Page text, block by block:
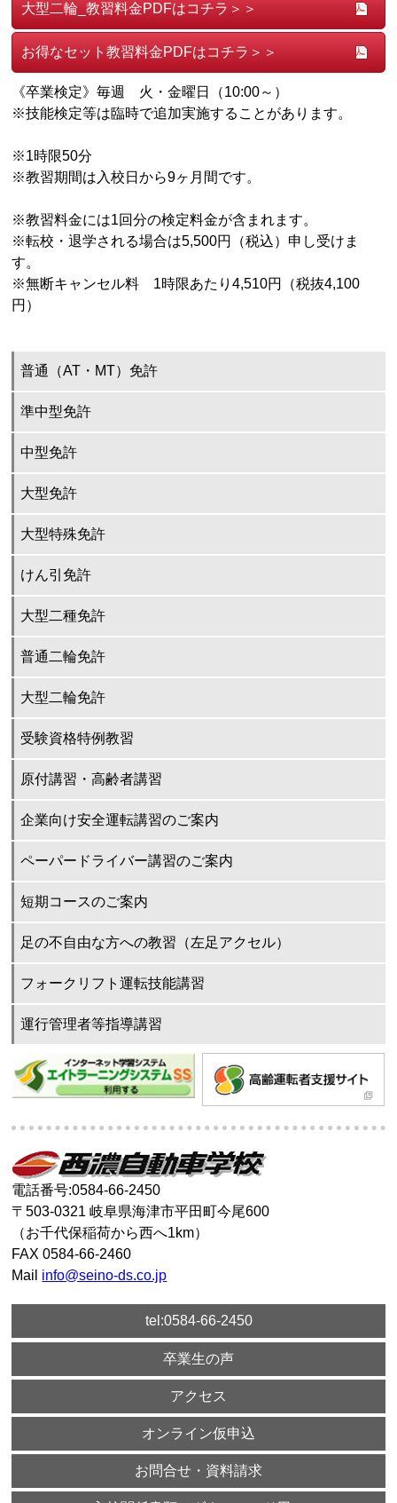
大型二輪_教習料金PDFはコチラ＞＞
お得なセット教習料金PDFはコチラ＞＞
《卒業検定》毎週 火・金曜日（10:00～）
※技能検定等は臨時で追加実施することがあります。
※1時限50分
※教習期間は入校日から9ヶ月間です。
※教習料金には1回分の検定料金が含まれます。
※転校・退学される場合は5,500円（税込）申し受けま
す。
※無断キャンセル料 1時限あたり4,510円（税抜4,100
円）
普通（AT・MT）免許
準中型免許
中型免許
大型免許
大型特殊免許
けん引免許
大型二種免許
普通二輪免許
大型二輪免許
受験資格特例教習
原付講習・高齢者講習
企業向け安全運転講習のご案内
ペーパードライバー講習のご案内
短期コースのご案内
足の不自由な方への教習（左足アクセル）
フォークリフト運転技能講習
運行管理者等指導講習
電話番号:0584-66-2450
〒503-0321 岐阜県海津市平田町今尾600
（お千代保稲荷から西へ1km）
FAX 0584-66-2460
Mail info@seino-ds.co.jp
tel:0584-66-2450
卒業生の声
アクセス
オンライン仮申込
お問合せ・資料請求